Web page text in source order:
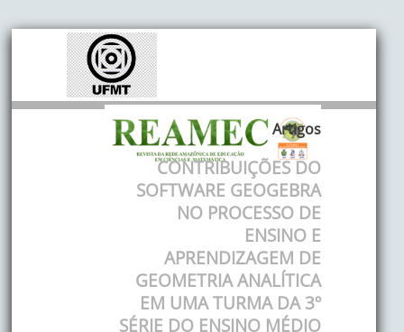
Artigos
CONTRIBUIÇÕES DO
SOFTWARE GEOGEBRA
NO PROCESSO DE
ENSINO E
APRENDIZAGEM DE
GEOMETRIA ANALÍTICA
EM UMA TURMA DA 3º
SÉRIE DO ENSINO MÉDIO